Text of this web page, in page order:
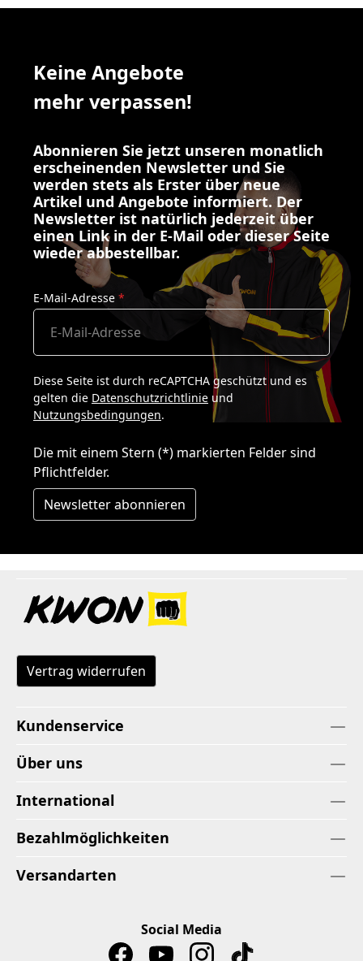
Keine Angebote
mehr verpassen!
Abonnieren Sie jetzt unseren monatlich
erscheinenden Newsletter und Sie
werden stets als Erster über neue
Artikel und Angebote informiert. Der
Newsletter ist natürlich jederzeit über
einen Link in der E-Mail oder dieser Seite
wieder abbestellbar.
E-Mail-Adresse *
Diese Seite ist durch reCAPTCHA geschützt und es
gelten die Datenschutzrichtlinie und
Nutzungsbedingungen.
Die mit einem Stern (*) markierten Felder sind
Pflichtfelder.
Newsletter abonnieren
Vertrag widerrufen
Kundenservice
Über uns
International
Bezahlmöglichkeiten
Versandarten
Social Media